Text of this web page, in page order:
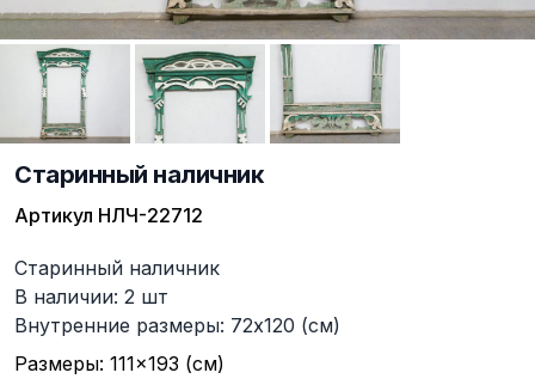
Старинный наличник
Артикул НЛЧ-22712
Описание
Старинный наличник
В наличии: 2 шт
Внутренние размеры: 72х120 (см)
Размеры: 111×193 (см)